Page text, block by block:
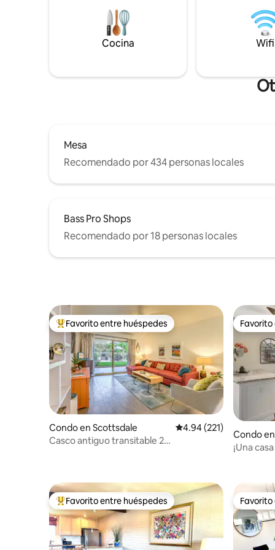
juegos de arcade, mesas de blackjack y
dados. Cada habitación tiene un Fire TV
con Amazon Prime, MLB, los huéspedes
pueden iniciar sesión en sus propios
Cocina Wifi
Mesa
Recomendado por 434 personas locales
Bass Pro Shops
Recomendado por 18 personas locales
Favorito entre huéspedes preferido
Favorito entre huéspedes
Condo en Scottsdale Calificación promedio:
4.94 (221)
Casco antiguo transitable 2
Condo
¡Una
Favorito entre huéspedes preferido
Favorito entre huéspedes